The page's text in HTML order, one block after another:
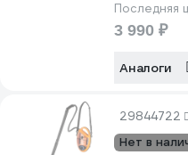
Последняя
3 990 ₽
Аналоги
29844722
Нет в